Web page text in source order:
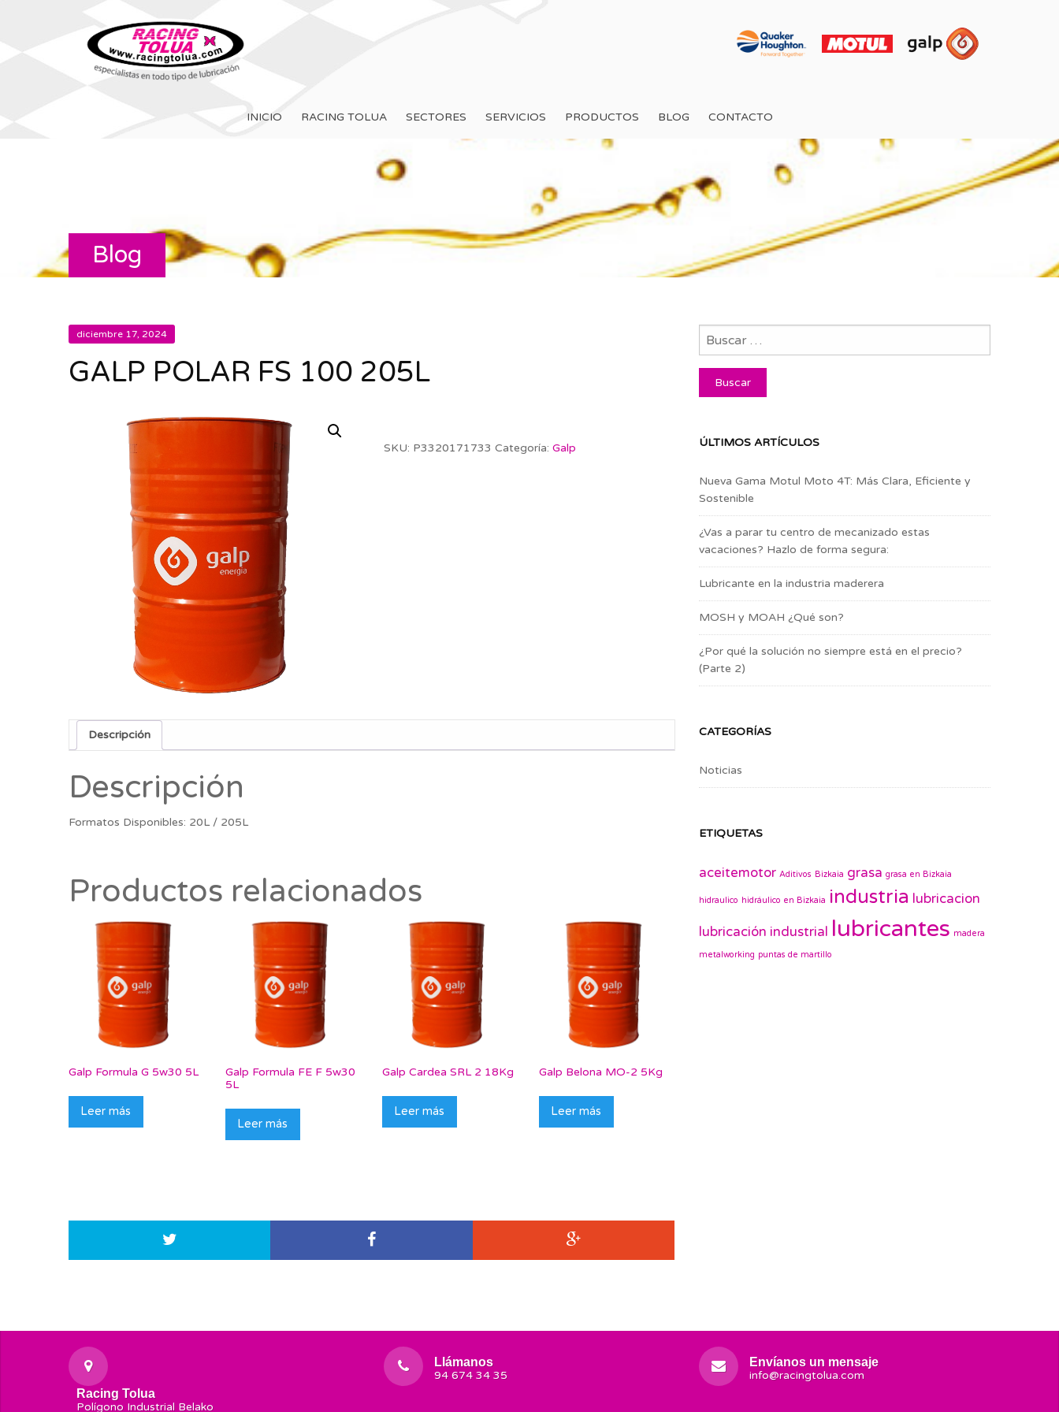
INICIO RACING TOLUA SECTORES SERVICIOS PRODUCTOS BLOG CONTACTO
Blog
diciembre 17, 2024
GALP POLAR FS 100 205L
SKU: P3320171733 Categoría:Galp
Descripción
Descripción
Formatos Disponibles: 20L / 205L
Productos relacionados
Galp Formula G 5w30 5L
Leer más
Galp Formula FE F 5w30
5L
Leer más
Galp Cardea SRL 2 18Kg
Leer más
Galp Belona MO-2 5Kg
Leer más
ÚLTIMOS ARTÍCULOS
Nueva Gama Motul Moto 4T: Más Clara, Eficiente y
Sostenible
¿Vas a parar tu centro de mecanizado estas
vacaciones? Hazlo de forma segura:
Lubricante en la industria maderera
MOSH y MOAH ¿Qué son?
¿Por qué la solución no siempre está en el precio?
(Parte 2)
CATEGORÍAS
Noticias
ETIQUETAS
aceitemotor Aditivos Bizkaia grasa grasa en Bizkaia
hidraulico hidráulico en Bizkaia industria lubricacion
lubricación industrial lubricantes madera
metalworking puntas de martillo
Racing Tolua
Polígono Industrial Belako
Llámanos
94 674 34 35
Envíanos un mensaje
info@racingtolua.com